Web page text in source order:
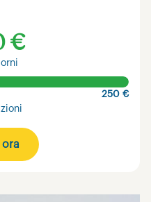
€
250 €
ora